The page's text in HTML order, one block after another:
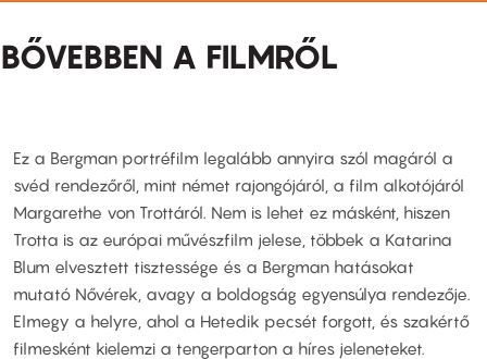
BŐVEBBEN A FILMRŐL
Ez a Bergman portréfilm legalább annyira szól magáról a
svéd rendezőről, mint német rajongójáról, a film alkotójáról
Margarethe von Trottáról. Nem is lehet ez másként, hiszen
Trotta is az európai művészfilm jelese, többek a Katarina
Blum elvesztett tisztessége és a Bergman hatásokat
mutató Nővérek, avagy a boldogság egyensúlya rendezője.
Elmegy a helyre, ahol a Hetedik pecsét forgott, és szakértő
filmesként kielemzi a tengerparton a híres jeleneteket.